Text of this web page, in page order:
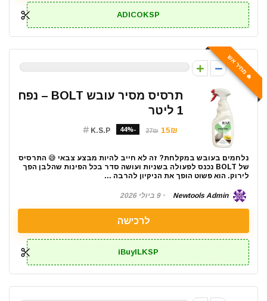
ADICOKSP
🔥 מחיר אש
0
תרסיס מסיר עובש BOLT – נפח
1 ליטר
15₪
27₪
-44%
K.S.P
נלחמים בעובש במקלחת? זה לא חייב להיות מבצע צבאי 😅 התרסיס
של BOLT נכנס לפעולה בשניות ועושה סדר בכל הפינות שהלבן הפך
לירוק. הוא פשוט הופך את הניקיון להרבה ...
Newtools Admin 9 ביולי 2026
לרכישה
iBuyILKSP